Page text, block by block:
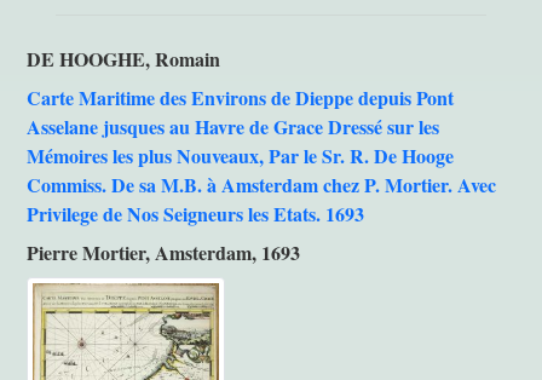
DE HOOGHE, Romain
Carte Maritime des Environs de Dieppe depuis Pont
Asselane jusques au Havre de Grace Dressé sur les
Mémoires les plus Nouveaux, Par le Sr. R. De Hooge
Commiss. De sa M.B. à Amsterdam chez P. Mortier. Avec
Privilege de Nos Seigneurs les Etats. 1693
Pierre Mortier, Amsterdam, 1693